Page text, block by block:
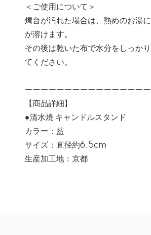
＜ご使用について＞
燭台が汚れた場合は、熱めのお湯
が溶けます。
その後は乾いた布で水分をしっか
てください。
ーーーーーーーーーーーーーーー
【商品詳細】
●清水焼 キャンドルスタンド
カラー：藍
サイズ：直径約6.5cm
生産加工地：京都